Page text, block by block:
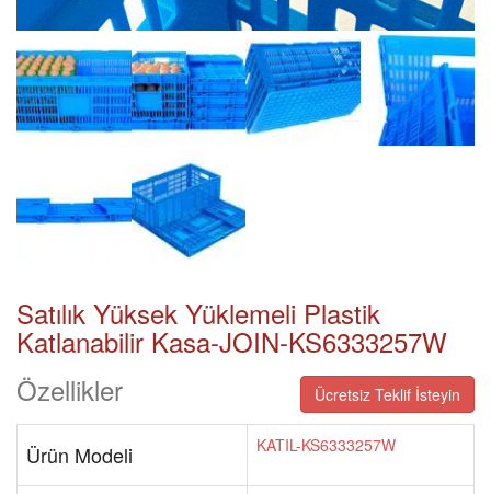
Satılık Yüksek Yüklemeli Plastik
Katlanabilir Kasa-JOIN-KS6333257W
Özellikler
Ücretsiz Teklif İsteyin
Ürün Modeli KATIL-KS6333257W